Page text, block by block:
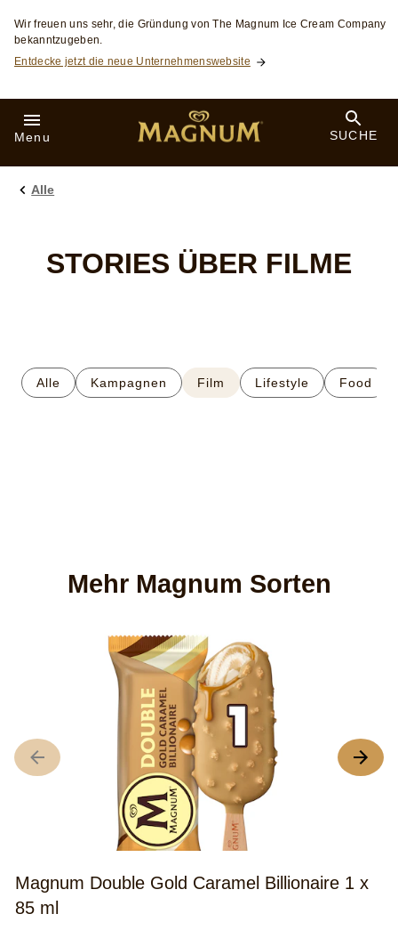
Skip to:
Wir freuen uns sehr, die Gründung von The Magnum Ice Cream Company
bekanntzugeben.
Entdecke jetzt die neue Unternehmenswebsite
Menu SUCHE
Alle
STORIES ÜBER FILME
Alle Kampagnen Film Lifestyle Food
Mehr Magnum Sorten
Magnum Double Gold Caramel Billionaire 1 x
85 ml